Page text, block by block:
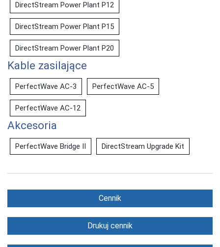
DirectStream Power Plant P12
DirectStream Power Plant P15
DirectStream Power Plant P20
Kable zasilające
PerfectWave AC-3 PerfectWave AC-5
PerfectWave AC-12
Akcesoria
PerfectWave Bridge II DirectStream Upgrade Kit
Cennik
Drukuj cennik